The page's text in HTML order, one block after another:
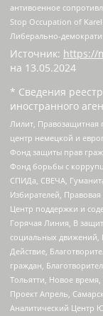
антивоенное
Stop Occupation of
Либерально-
Источник: https://
на 13.05.2024
* Сведения
иностранного
Лилит, Правозащитная
центр немецкой и
Фонд защиты прав
Фонд борьбы с
СПИДа, СВЕЧА,
Избирателей,
Центр поддержки и
Горячая Линия, В
социальных
Действие,
граждан,
Тольятти, Новое
Проект Апрель,
Аналитический Центр